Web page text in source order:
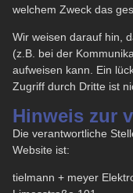
welchem Zweck das
Wir weisen darauf hin,
(z.B. bei der
aufweisen kann. Ein
Zugriff durch Dritte ist
Hinweis zur
Die verantwortliche
Website ist:
tielmann + meyer